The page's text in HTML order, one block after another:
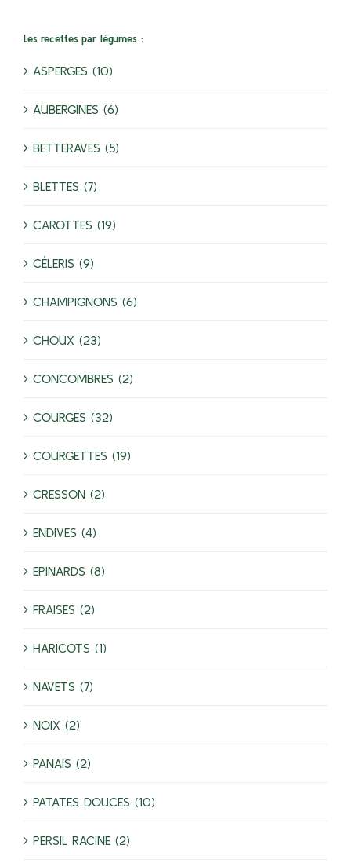
Les recettes par légumes :
ASPERGES (10)
AUBERGINES (6)
BETTERAVES (5)
BLETTES (7)
CAROTTES (19)
CÉLERIS (9)
CHAMPIGNONS (6)
CHOUX (23)
CONCOMBRES (2)
COURGES (32)
COURGETTES (19)
CRESSON (2)
ENDIVES (4)
EPINARDS (8)
FRAISES (2)
HARICOTS (1)
NAVETS (7)
NOIX (2)
PANAIS (2)
PATATES DOUCES (10)
PERSIL RACINE (2)